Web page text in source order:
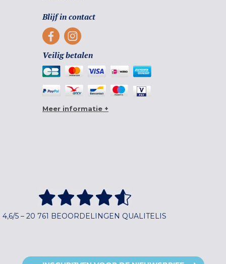
Blijf in contact
Veilig betalen
Meer informatie +
4,6/5 – 20 761 BEOORDELINGEN QUALITELIS